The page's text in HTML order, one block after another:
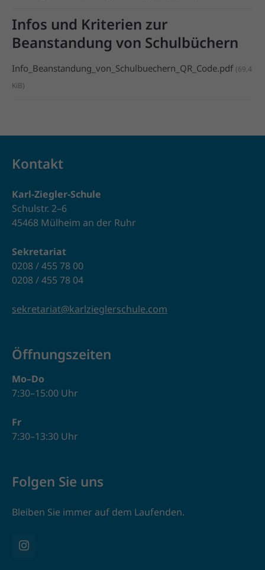
Infos und Kriterien zur
Beanstandung von Schulbüchern
Info_Beanstandung_von_Schulbuechern_QR_Code.pdf (69,4
KiB)
Kontakt
Karl-Ziegler-Schule
Schulstr. 2–6
45468 Mülheim an der Ruhr
Sekretariat
0208 / 455 78 00
0208 / 455 78 04
sekretariat@karlzieglerschule.com
Öffnungszeiten
Mo–Do
7:30–15:00 Uhr
Fr
7:30–13:30 Uhr
Folgen Sie uns
Bleiben Sie immer auf dem Laufenden.